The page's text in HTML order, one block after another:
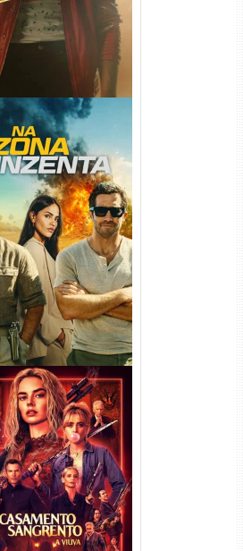
Cinzenta Torrent
WEB-DL 1080p/4K
Dual Áudio
Sangrento: A
(2026) WEB-DL
4K Dual Áudio